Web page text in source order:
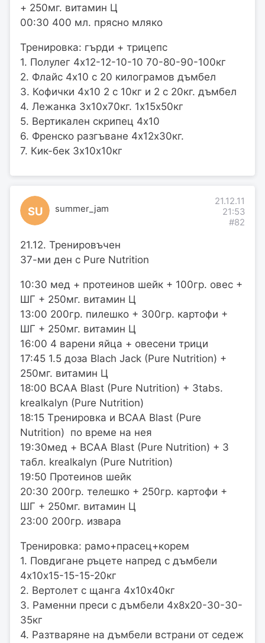
+ 250мг. витамин Ц
00:30 400 мл. прясно мляко
Тренировка: гърди + трицепс
1. Полулег 4х12-12-10-10 70-80-90-100кг
2. Флайс 4х10 с 20 килограмов дъмбел
3. Кофички 4х10 2 с 10кг и 2 с 20кг. дъмбел
4. Лежанка 3х10х70кг. 1х15х50кг
5. Вертикален скрипец 4х10
6. Френско разгъване 4х12х30кг.
7. Кик-бек 3х10х10кг
SU summer_jam
21.12.11
21:53
#82
21.12. Тренировъчен
37-ми ден с Pure Nutrition
10:30 мед + протеинов шейк + 100гр. овес +
ШГ + 250мг. витамин Ц
13:00 200гр. пилешко + 300гр. картофи +
ШГ + 250мг. витамин Ц
16:00 4 варени яйца + овесени трици
17:45 1.5 доза Blach Jack (Pure Nutrition) +
250мг. витамин Ц
18:00 BCAA Blast (Pure Nutrition) + 3tabs.
krealkalyn (Pure Nutrition)
18:15 Tренировка и BCAA Blast (Pure
Nutrition) по време на нея
19:30мед + BCAA Blast (Pure Nutrition) + 3
табл. krealkalyn (Pure Nutrition)
19:50 Протеинов шейк
20:30 200гр. телешко + 250гр. картофи +
ШГ + 250мг. витамин Ц
23:00 200гр. извара
Тренировка: рамо+прасец+корем
1. Повдигане ръцете напред с дъмбели
4х10х15-15-15-20кг
2. Вертолет с щанга 4х10х40кг
3. Раменни преси с дъмбели 4х8х20-30-30-
35кг
4. Разтваряне на дъмбели встрани от седеж